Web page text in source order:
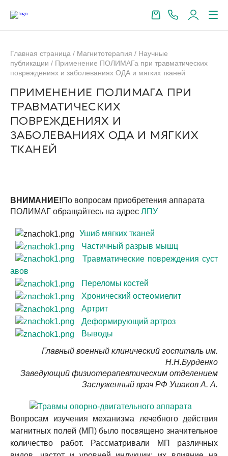
Главная страница / Магнитотерапия / Научные
публикации / Применение ПОЛИМАГа при травматических
повреждениях и заболеваниях ОДА и мягких тканей
ПРИМЕНЕНИЕ ПОЛИМАГА ПРИ
ТРАВМАТИЧЕСКИХ
ПОВРЕЖДЕНИЯХ И
ЗАБОЛЕВАНИЯХ ОДА И МЯГКИХ
ТКАНЕЙ
ВНИМАНИЕ!По вопросам приобретения аппарата
ПОЛИМАГ обращайтесь на адрес ЛПУ
Ушиб мягких тканей
Частичный разрыв мышц
Травматические повреждения суст
авов
Переломы костей
Хронический остеомиелит
Артрит
Деформирующий артроз
Выводы
Главный военный клинический госпиталь им.
Н.Н.Бурденко
Заведующий физиотерапевтическим отделением
Заслуженный врач РФ Ушаков А. А.
Вопросам изучения механизма лечебного действия
магнитных полей (МП) было посвящено значительное
количество работ. Рассматривали МП различных